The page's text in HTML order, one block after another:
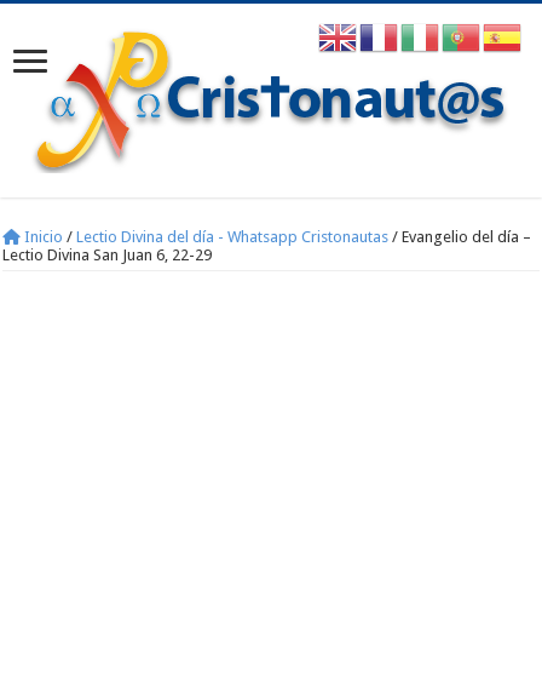
Inicio / Lectio Divina del día - Whatsapp Cristonautas / Evangelio del día –
Lectio Divina San Juan 6, 22-29